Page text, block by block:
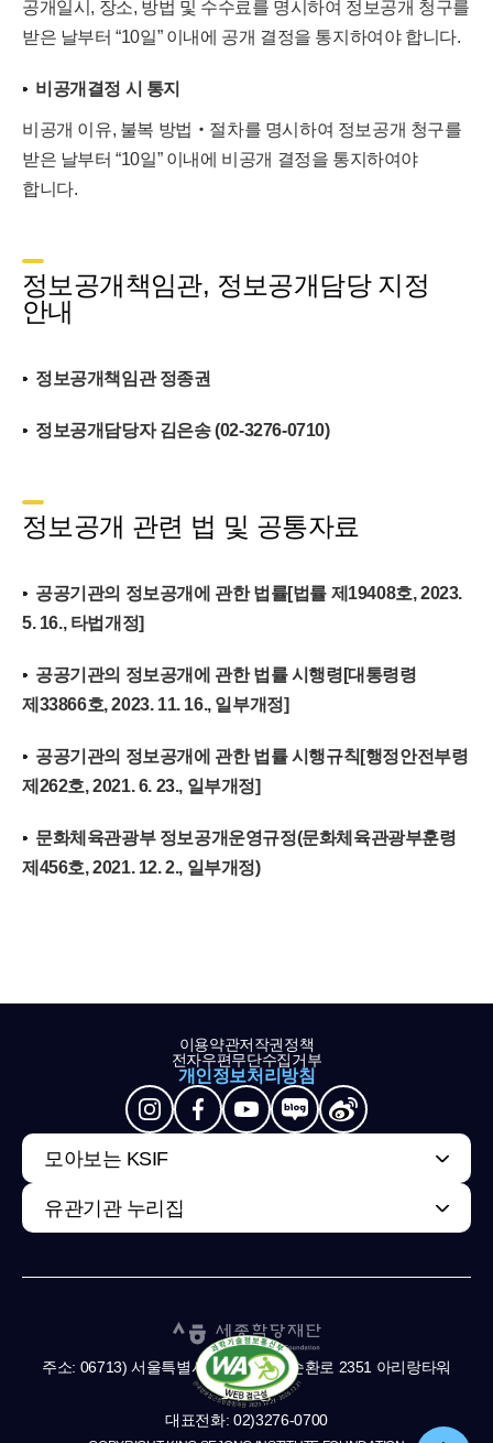
공개일시, 장소, 방법 및 수수료를 명시하여 정보공개 청구를
받은 날부터 “10일” 이내에 공개 결정을 통지하여야 합니다.
비공개결정 시 통지
비공개 이유, 불복 방법‧절차를 명시하여 정보공개 청구를
받은 날부터 “10일” 이내에 비공개 결정을 통지하여야
합니다.
정보공개책임관, 정보공개담당 지정
안내
정보공개책임관 정종권
정보공개담당자 김은송 (02-3276-0710)
정보공개 관련 법 및 공통자료
공공기관의 정보공개에 관한 법률[법률 제19408호, 2023.
5. 16., 타법개정]
공공기관의 정보공개에 관한 법률 시행령[대통령령
제33866호, 2023. 11. 16., 일부개정]
공공기관의 정보공개에 관한 법률 시행규칙[행정안전부령
제262호, 2021. 6. 23., 일부개정]
문화체육관광부 정보공개운영규정(문화체육관광부훈령
제456호, 2021. 12. 2., 일부개정)
이용약관저작권정책
전자우편무단수집거부
개인정보처리방침
모아보는 KSIF
유관기관 누리집
주소: 06713) 서울특별시 서초구 남부순환로 2351 아리랑타워
11,13층
대표전화: 02)3276-0700